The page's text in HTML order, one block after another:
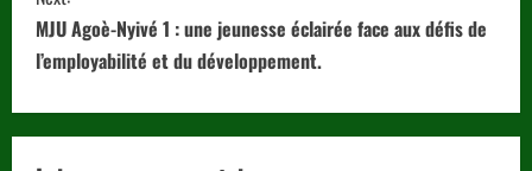
t
i
n
MJU Agoè-Nyivé 1 : une jeunesse éclairée face aux défis de
l’employabilité et du développement.